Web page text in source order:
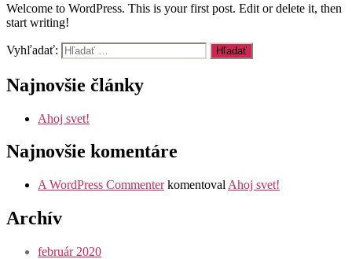
Welcome to WordPress. This is your first post. Edit or delete it, then
start writing!
Vyhľadať:
Najnovšie články
Ahoj svet!
Najnovšie komentáre
A WordPress Commenterkomentoval Ahoj svet!
Archív
február 2020